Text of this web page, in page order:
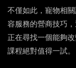
不僅如此，寵物相
容服務的營商技巧
正在尋找一個能夠
課程絕對值得一試。